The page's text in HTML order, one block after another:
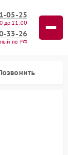
05-25
до 21:00
33-26
по РФ